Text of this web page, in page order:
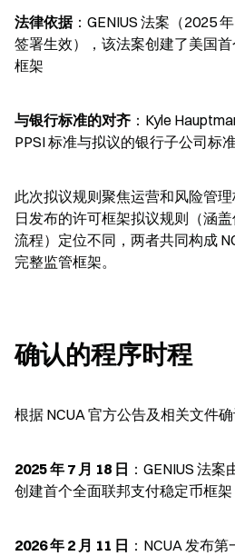
法律依据：GENIUS 法案（2025
签署生效），该法案创建了美国
框架
与银行标准的对齐 ：Kyle
PPSI 标准与拟议的银行子公司标
此次拟议规则聚焦运营和风险管理
日发布的许可框架拟议规则（涵
流程）定位不同，两者共同构成
完整监管框架。
确认的程序时程
根据 NCUA 官方公告及相关文件确
2025 年 7 月 18 日 ：GENIUS 法
创建首个全面联邦支付稳定币框架
2026 年 2 月 11 日 ：NCUA 发布